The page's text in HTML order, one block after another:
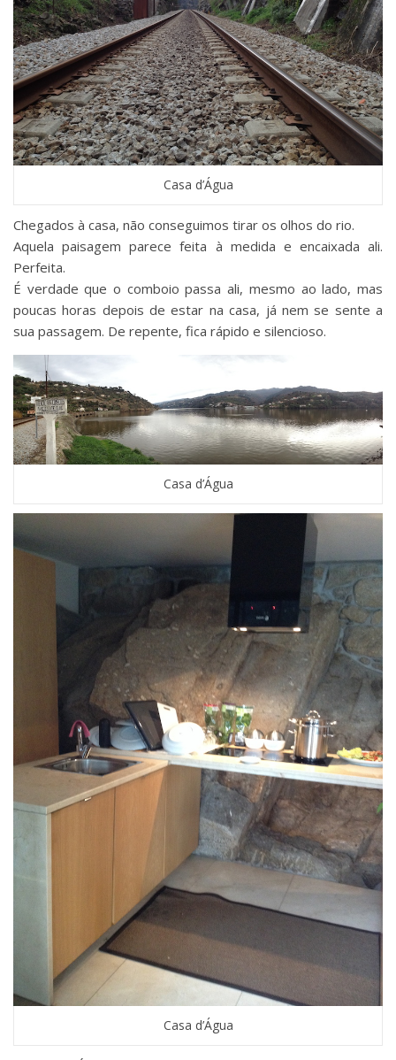
Casa d’Água
Chegados à casa, não conseguimos tirar os olhos do rio.
Aquela paisagem parece feita à medida e encaixada ali.
Perfeita.
É verdade que o comboio passa ali, mesmo ao lado, mas
poucas horas depois de estar na casa, já nem se sente a
sua passagem. De repente, fica rápido e silencioso.
Casa d’Água
Casa d’Água